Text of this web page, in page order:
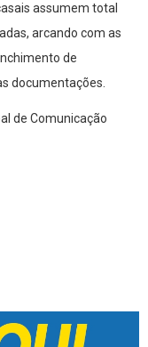
assumem total
arcando com as
de
documentações.
de Comunicação